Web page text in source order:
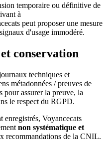
temporaire ou définitive de
à
peut proposer une mesure
d'usage immodéré.
conservation
techniques et
métadonnées / preuves de
pour assurer la preuve, la
le respect du RGPD.
enregistrés, Voyancecats
non systématique et
recommandations de la CNIL.